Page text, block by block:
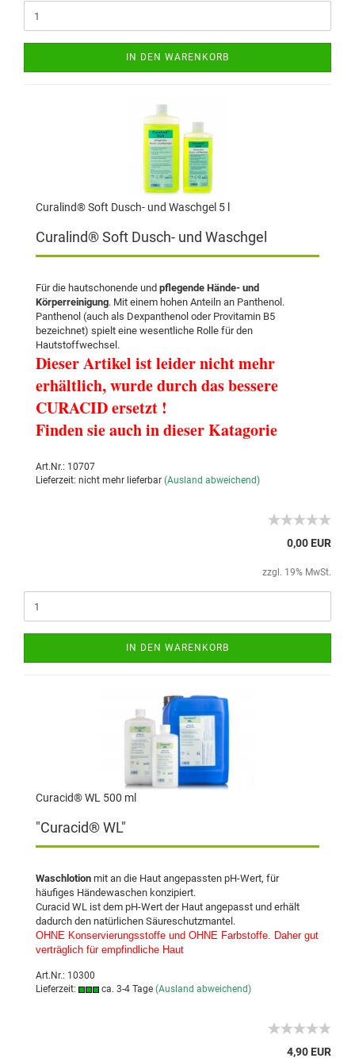
IN DEN WARENKORB
Curalind® Soft Dusch- und Waschgel 5 l
Curalind® Soft Dusch- und Waschgel
Für die hautschonende und pflegende Hände- und
Körperreinigung. Mit einem hohen Anteiln an Panthenol.
Panthenol (auch als Dexpanthenol oder Provitamin B5
bezeichnet) spielt eine wesentliche Rolle für den
Hautstoffwechsel.
Dieser Artikel ist leider nicht mehr
erhältlich, wurde durch das bessere
CURACID ersetzt !
Finden sie auch in dieser Katagorie
Art.Nr.: 10707
Lieferzeit: nicht mehr lieferbar (Ausland abweichend)
0,00 EUR
zzgl. 19% MwSt.
IN DEN WARENKORB
Curacid® WL 500 ml
"Curacid® WL"
Waschlotion mit an die Haut angepassten pH-Wert, für
häufiges Händewaschen konzipiert.
Curacid WL ist dem pH-Wert der Haut angepasst und erhält
dadurch den natürlichen Säureschutzmantel.
OHNE Konservierungsstoffe und OHNE Farbstoffe. Daher gut
verträglich für empfindliche Haut
Art.Nr.: 10300
Lieferzeit:
ca. 3-4 Tage (Ausland abweichend)
4,90 EUR